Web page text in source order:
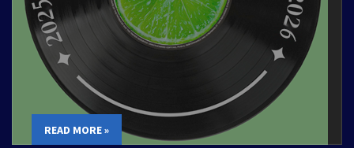
READ MORE »